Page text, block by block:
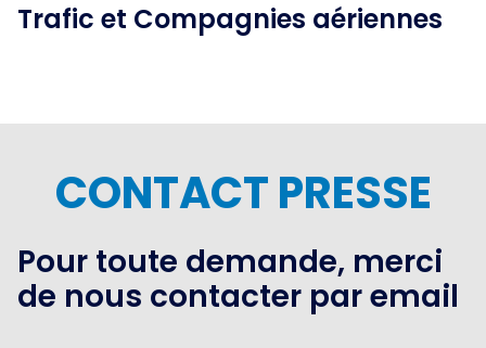
Trafic et Compagnies aériennes
CONTACT PRESSE
Pour toute demande, merci
de nous contacter par email